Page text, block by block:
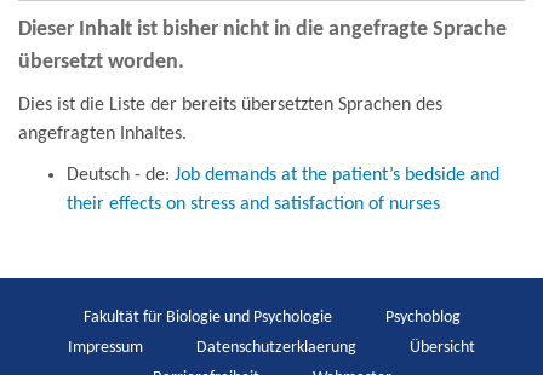
Dieser Inhalt ist bisher nicht in die angefragte Sprache
übersetzt worden.
Dies ist die Liste der bereits übersetzten Sprachen des
angefragten Inhaltes.
Deutsch - de: Job demands at the patient’s bedside and
their effects on stress and satisfaction of nurses
Fakultät für Biologie und Psychologie
Psychoblog
Impressum
Datenschutzerklaerung
Übersicht